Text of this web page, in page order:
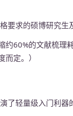
要求的硕博研究生
约60%的文献梳
定。）
了轻量级入门利器